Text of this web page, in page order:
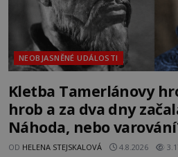
NEOBJASNĚNÉ UDÁLOSTI
Kletba Tamerlánovy
hrob a za dva dny
Náhoda, nebo
OD HELENA STEJSKALOVÁ 4.8.2026